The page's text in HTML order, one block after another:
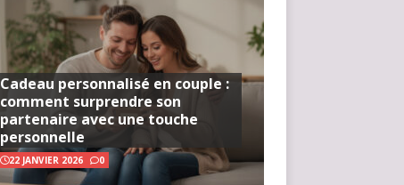
Cadeau personnalisé en couple :
comment surprendre son
partenaire avec une touche
personnelle
22 JANVIER 2026 0